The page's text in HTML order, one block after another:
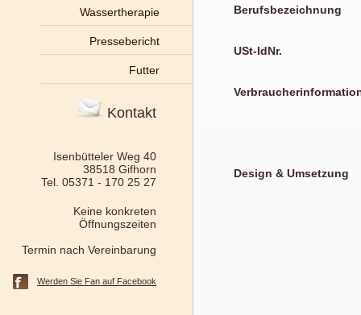
Wassertherapie
Pressebericht
Futter
Kontakt
Isenbütteler Weg 40
38518 Gifhorn
Tel. 05371 - 170 25 27
Keine konkreten
Öffnungszeiten
Termin nach Vereinbarung
Werden Sie Fan auf Facebook
Berufsbezeichnung
USt-IdNr.
Design & Umsetzung